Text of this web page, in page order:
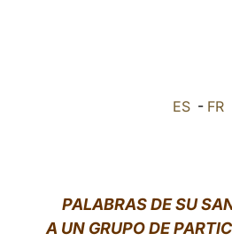
ES - FR
PALABRAS DE SU
A UN GRUPO DE